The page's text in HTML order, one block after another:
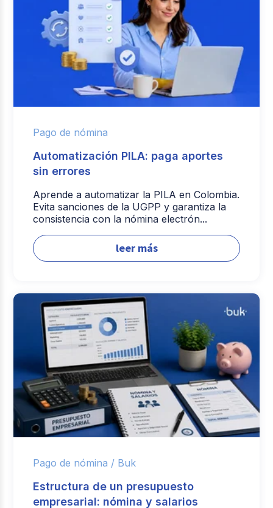
Pago de nómina
Automatización PILA: paga aportes
sin errores
Aprende a automatizar la PILA en Colombia.
Evita sanciones de la UGPP y garantiza la
consistencia con la nómina electrón...
leer más
Pago de nómina / Buk
Estructura de un presupuesto
empresarial: nómina y salarios